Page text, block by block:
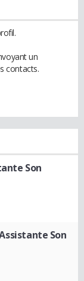
un
contacts.
Son
Son